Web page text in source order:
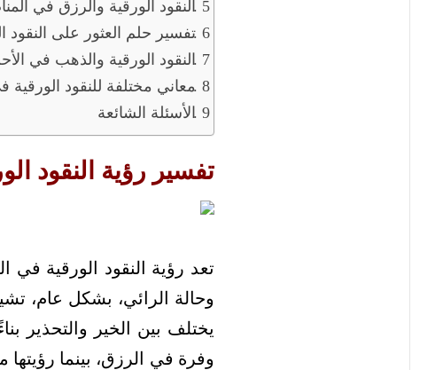
النقود الورقية والرزق في
تفسير حلم العثور على النقود
النقود الورقية والذهب في
معاني مختلفة للنقود الورقية
الأسئلة الشائعة
تفسير رؤية النقود
تعد رؤية النقود الورقية في
وحالة الرائي، بشكل عام،
يختلف بين الخير والتحذير
وفرة في الرزق، بينما